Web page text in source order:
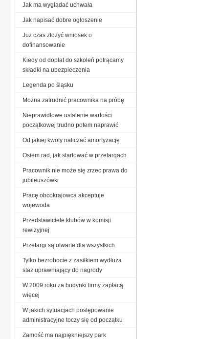
Jak ma wyglądać uchwała
Jak napisać dobre ogłoszenie
Już czas złożyć wniosek o
dofinansowanie
Kiedy od dopłat do szkoleń potrącamy
składki na ubezpieczenia
Legenda po śląsku
Można zatrudnić pracownika na próbę
Nieprawidłowe ustalenie wartości
początkowej trudno potem naprawić
Od jakiej kwoty naliczać amortyzację
Osiem rad, jak startować w przetargach
Pracownik nie może się zrzec prawa do
jubileuszówki
Pracę obcokrajowca akceptuje
wojewoda
Przedstawiciele klubów w komisji
rewizyjnej
Przetargi są otwarte dla wszystkich
Tylko bezrobocie z zasiłkiem wydłuża
staż uprawniający do nagrody
W 2009 roku za budynki firmy zapłacą
więcej
W jakich sytuacjach postępowanie
administracyjne toczy się od początku
Zamość ma najpiękniejszy park